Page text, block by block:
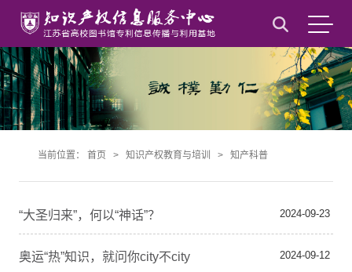
当前位置： 首页 > 知识产权教育与培训 > 知产科普
“大圣归来”，何以“神话”？ 2024-09-23
奥运“热”知识，就问你city不city 2024-09-12